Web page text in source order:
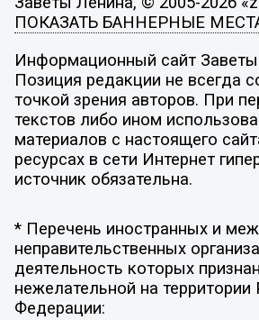
ПОКАЗАТЬ БАННЕРНЫЕ
Информационный сайт
Позиция редакции не всегда
точкой зрения авторов. При
текстов либо ином
материалов с настоящего
ресурсах в сети Интернет
источник обязательна.
* Перечень иностранных и
неправительственных
деятельность которых
нежелательной на территории
Федерации: